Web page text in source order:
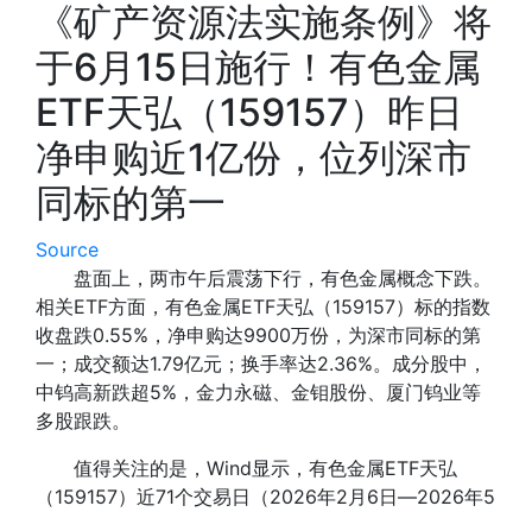
《矿产资源法实施条例》将
于6月15日施行！有色金属
ETF天弘（159157）昨日
净申购近1亿份，位列深市
同标的第一
Source
盘面上，两市午后震荡下行，有色金属概念下跌。
相关ETF方面，有色金属ETF天弘（159157）标的指数
收盘跌0.55%，净申购达9900万份，为深市同标的第
一；成交额达1.79亿元；换手率达2.36%。成分股中，
中钨高新跌超5%，金力永磁、金钼股份、厦门钨业等
多股跟跌。
值得关注的是，Wind显示，有色金属ETF天弘
（159157）近71个交易日（2026年2月6日―2026年5